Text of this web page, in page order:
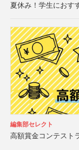
夏休み！学生におす
編集部セレクト
高額賞金コンテスト